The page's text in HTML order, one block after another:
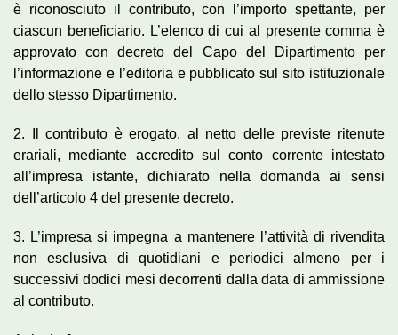
è riconosciuto il contributo, con l’importo spettante, per
ciascun beneficiario. L’elenco di cui al presente comma è
approvato con decreto del Capo del Dipartimento per
l’informazione e l’editoria e pubblicato sul sito istituzionale
dello stesso Dipartimento.
2. Il contributo è erogato, al netto delle previste ritenute
erariali, mediante accredito sul conto corrente intestato
all’impresa istante, dichiarato nella domanda ai sensi
dell’articolo 4 del presente decreto.
3. L’impresa si impegna a mantenere l’attività di rivendita
non esclusiva di quotidiani e periodici almeno per i
successivi dodici mesi decorrenti dalla data di ammissione
al contributo.